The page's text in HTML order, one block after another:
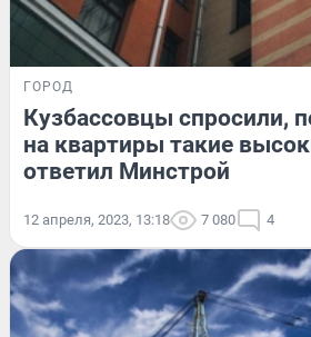
ГОРОД
Кузбассовцы спросили,
на квартиры такие
ответил Минстрой
12 апреля, 2023, 13:18 7 080 4